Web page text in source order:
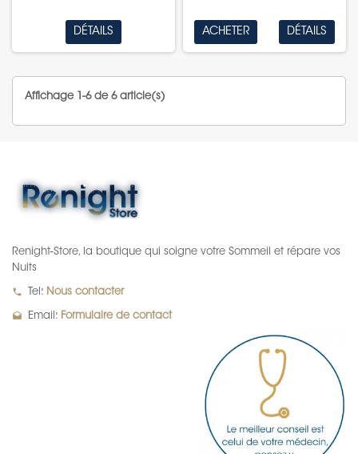
DÉTAILS ACHETER DÉTAILS
Affichage 1-6 de 6 article(s)
Renight-Store, la boutique qui soigne votre Sommeil et répare vos
Nuits
local_phone Tel: Nous contacter
drafts Email: Formulaire de contact